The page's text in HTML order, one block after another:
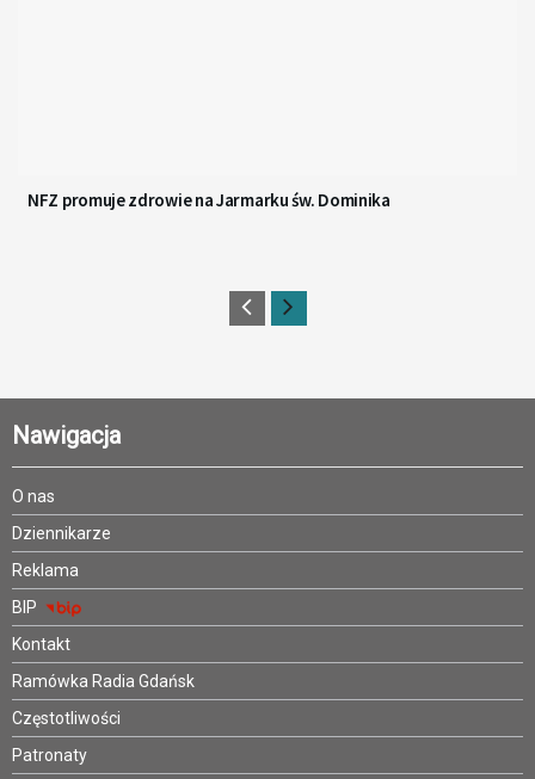
NFZ promuje zdrowie na Jarmarku św. Dominika
Nawigacja
O nas
Dziennikarze
Reklama
BIP
Kontakt
Ramówka Radia Gdańsk
Częstotliwości
Patronaty